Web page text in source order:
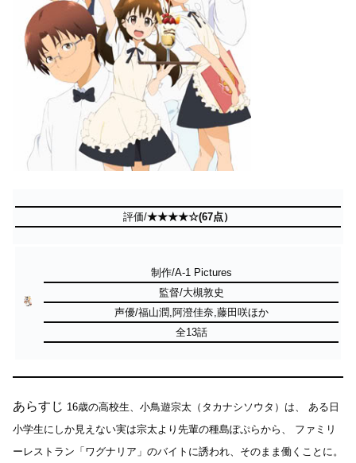
評価/★★★★☆(67点）
制作/A-1 Pictures
監督/大槻敦史
声優/福山潤,阿澄佳奈,藤田咲ほか
全13話
あらすじ 16歳の高校生、小鳥遊宗太（タカナシソウタ）は、
ある日
小学生にしか見えない実は宗太より先輩の種島ぽぷらから、
ファミリ
ーレストラン「ワグナリア」のバイトに誘われ、そのまま働くことに。